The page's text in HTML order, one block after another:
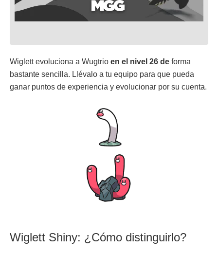
Wiglett evoluciona a Wugtrio en el nivel 26 de forma
bastante sencilla. Llévalo a tu equipo para que pueda
ganar puntos de experiencia y evolucionar por su cuenta.
Wiglett Shiny: ¿Cómo distinguirlo?